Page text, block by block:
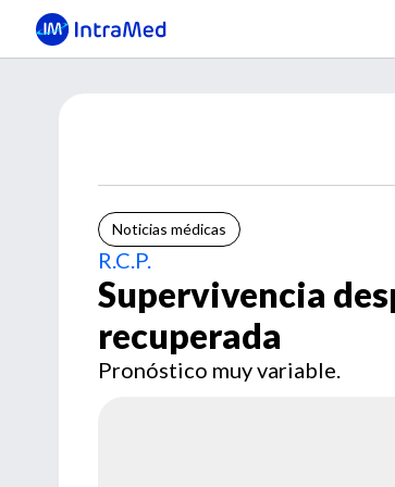
Noticias médicas
R.C.P.
Supervivencia
recuperada
Pronóstico muy variable.